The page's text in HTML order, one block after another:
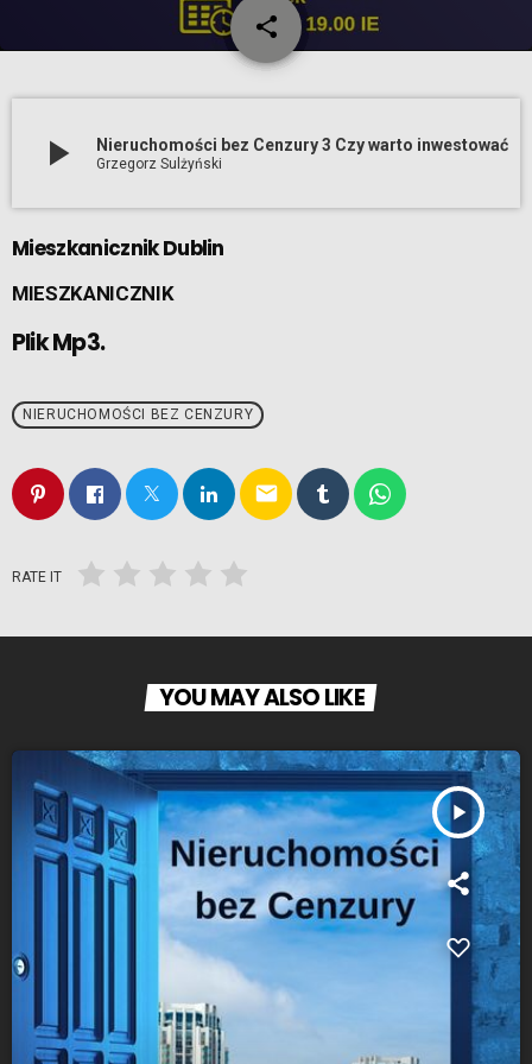
share
email
play_arrow Nieruchomości bez Cenzury 3 Czy warto inwestować
Grzegorz Sulżyński
Mieszkanicznik Dublin
MIESZKANICZNIK
Plik Mp3.
NIERUCHOMOŚCI BEZ CENZURY
email
RATE IT
YOU MAY ALSO LIKE
play_arrow